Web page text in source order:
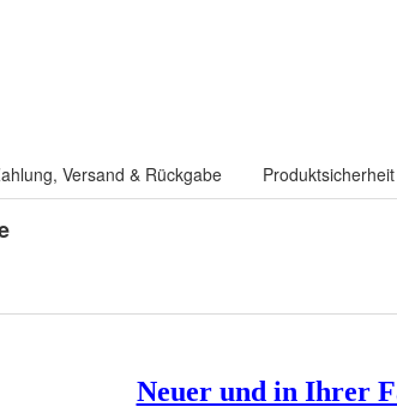
Versand & Rückgabe Produktsicherheit